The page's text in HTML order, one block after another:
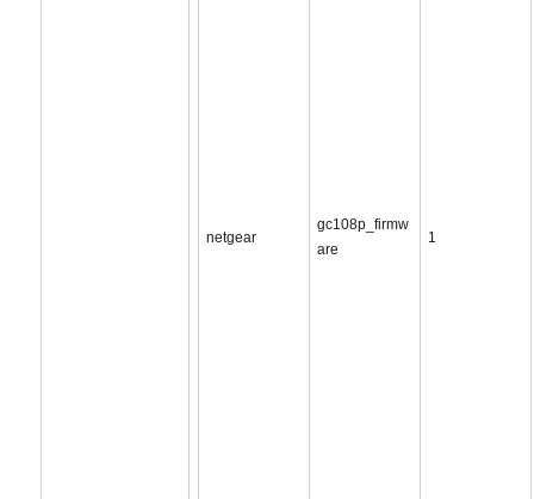
netgear
gc108p_firmw
are
1